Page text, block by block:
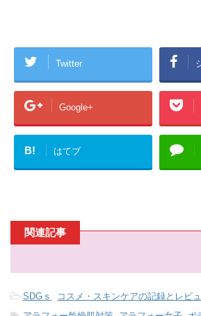
Twitter
Google+
B! はてブ
関連記事
-SDGｓ コスメ・スキンケアの記録とレビ